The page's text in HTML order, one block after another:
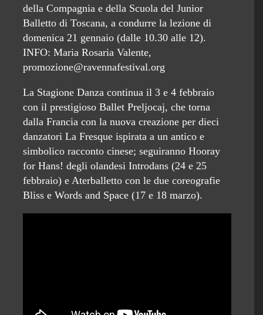
della Compagnia e della Scuola del Junior
Balletto di Toscana, a condurre la lezione di
domenica 21 gennaio (dalle 10.30 alle 12).
INFO: Maria Rosaria Valente,
promozione@ravennafestival.org
La Stagione Danza continua il 3 e 4 febbraio
con il prestigioso Ballet Preljocaj, che torna
dalla Francia con la nuova creazione per dieci
danzatori La Fresque ispirata a un antico e
simbolico racconto cinese; seguiranno Hooray
for Hans! degli olandesi Introdans (24 e 25
febbraio) e Aterballetto con le due coreografie
Bliss e Words and Space (17 e 18 marzo).